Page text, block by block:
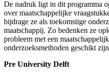
De nadruk ligt in dit programma
over maatschappelijke
bijdrage ze als toekomstige
maatschappij. Zo bedenken ze
probleem met een
onderzoeksmethoden geschikt
Pre University Delft